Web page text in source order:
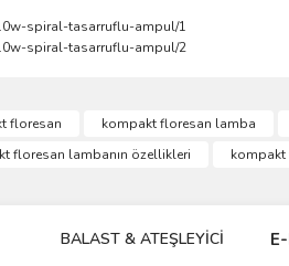
ilk yorumu siz yapın!
floresan kompakt floresan lamba
floresan lambanın özellikleri
BALAST & ATEŞLEYİCİ